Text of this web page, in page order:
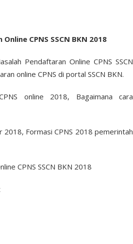
CPNS SSCN BKN 2018
Pendaftaran Online CPNS SSCN
online CPNS di portal SSCN BKN.
online 2018, Bagaimana cara
Formasi CPNS 2018 pemerintah